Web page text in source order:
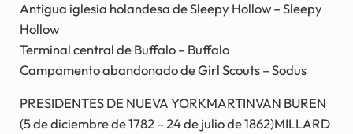
Antigua iglesia holandesa de Sleepy Hollow – Sleepy
Hollow
Terminal central de Buffalo – Buffalo
Campamento abandonado de Girl Scouts – Sodus
PRESIDENTES DE NUEVA YORKMARTINVAN BUREN
(5 de diciembre de 1782 – 24 de julio de 1862)MILLARD